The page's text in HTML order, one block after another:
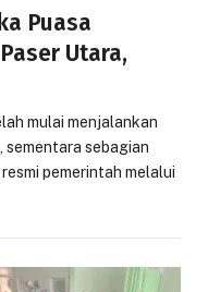
Puasa
Utara,
mulai menjalankan
sementara sebagian
pemerintah melalui